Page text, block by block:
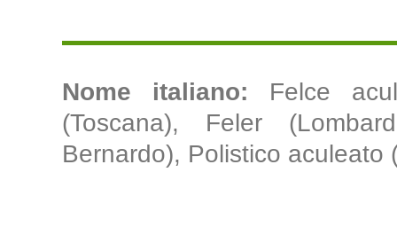
Nome italiano: Felce
(Toscana), Feler
Bernardo), Polistico aculeato